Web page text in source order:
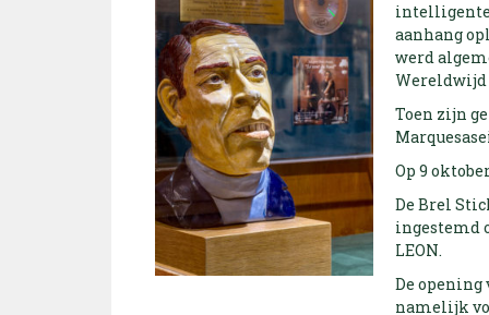
aanhang
werd
Wereldwijd
Toen zijn
Op 9
De Brel
ingestemd
LEON.
De opening
namelijk